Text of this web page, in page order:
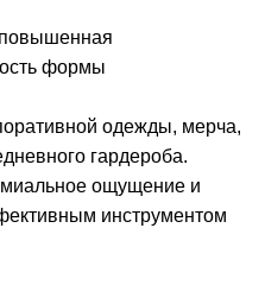
формы
одежды, мерча,
гардероба.
ощущение и
инструментом